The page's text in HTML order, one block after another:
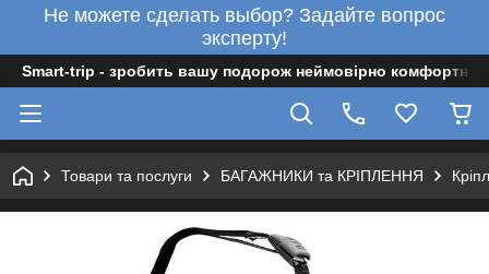
Не можете сделать выбор? Задайте вопрос
эксперту!
Smart-trip - зробить вашу подорож неймовірно
Товари та послуги БАГАЖНИКИ та КРІПЛЕННЯ